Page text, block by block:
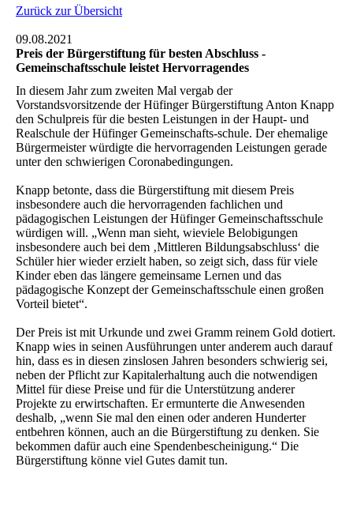
Zurück zur Übersicht
09.08.2021
Preis der Bürgerstiftung für besten Abschluss -
Gemeinschaftsschule leistet Hervorragendes
In diesem Jahr zum zweiten Mal vergab der
Vorstandsvorsitzende der Hüfinger Bürgerstiftung Anton Knapp
den Schulpreis für die besten Leistungen in der Haupt- und
Realschule der Hüfinger Gemeinschafts-schule. Der ehemalige
Bürgermeister würdigte die hervorragenden Leistungen gerade
unter den schwierigen Coronabedingungen.
Knapp betonte, dass die Bürgerstiftung mit diesem Preis
insbesondere auch die hervorragenden fachlichen und
pädagogischen Leistungen der Hüfinger Gemeinschaftsschule
würdigen will. „Wenn man sieht, wieviele Belobigungen
insbesondere auch bei dem ‚Mittleren Bildungsabschluss‘ die
Schüler hier wieder erzielt haben, so zeigt sich, dass für viele
Kinder eben das längere gemeinsame Lernen und das
pädagogische Konzept der Gemeinschaftsschule einen großen
Vorteil bietet“.
Der Preis ist mit Urkunde und zwei Gramm reinem Gold dotiert.
Knapp wies in seinen Ausführungen unter anderem auch darauf
hin, dass es in diesen zinslosen Jahren besonders schwierig sei,
neben der Pflicht zur Kapitalerhaltung auch die notwendigen
Mittel für diese Preise und für die Unterstützung anderer
Projekte zu erwirtschaften. Er ermunterte die Anwesenden
deshalb, „wenn Sie mal den einen oder anderen Hunderter
entbehren können, auch an die Bürgerstiftung zu denken. Sie
bekommen dafür auch eine Spendenbescheinigung.“ Die
Bürgerstiftung könne viel Gutes damit tun.